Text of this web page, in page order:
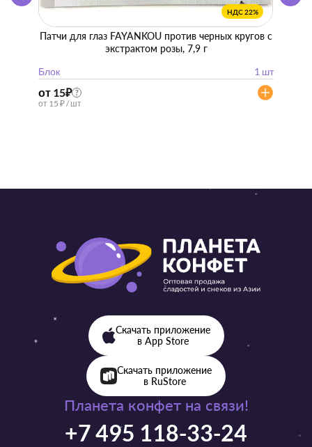
НДС 22%
Патчи для глаз FAYANKOU против черных кругов с
экстрактом розы, 7,9 г
Блок
1 шт
от 15₽ ?
от 15 ₽ / шт
Планета конфет на связи!
+7 495 118-33-24
Скачать приложение
в App Store
Скачать приложение
в RuStore